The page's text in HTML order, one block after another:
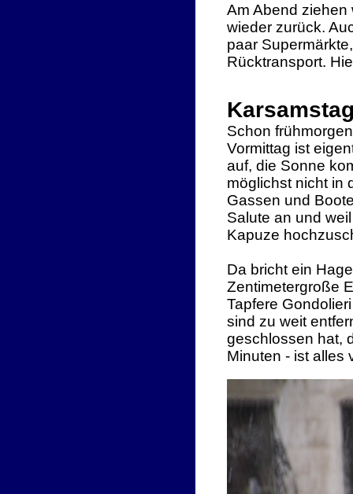
Am Abend ziehen
wieder zurück.
paar
Rücktransport.
Schon
Vormittag ist
auf, die Sonne
möglichst nicht in
Gassen und
Salute an und
Kapuze
Da bricht ein
Zentimetergroße
Tapfere
sind zu weit
geschlossen hat,
Minuten - ist alles